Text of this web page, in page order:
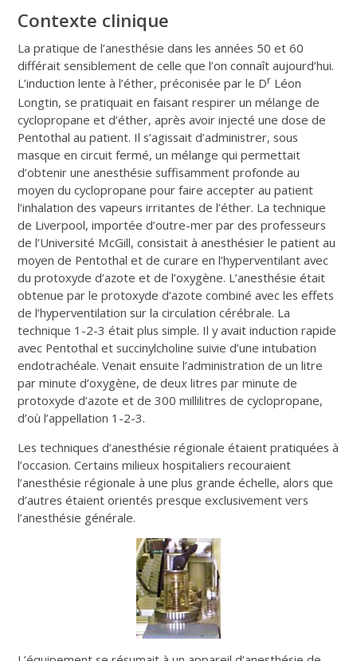
Contexte clinique
La pratique de l’anesthésie dans les années 50 et 60
différait sensiblement de celle que l’on connaît aujourd’hui.
L’induction lente à l’éther, préconisée par le Dr Léon
Longtin, se pratiquait en faisant respirer un mélange de
cyclopropane et d’éther, après avoir injecté une dose de
Pentothal au patient. Il s’agissait d’administrer, sous
masque en circuit fermé, un mélange qui permettait
d’obtenir une anesthésie suffisamment profonde au
moyen du cyclopropane pour faire accepter au patient
l’inhalation des vapeurs irritantes de l’éther. La technique
de Liverpool, importée d’outre-mer par des professeurs
de l’Université McGill, consistait à anesthésier le patient au
moyen de Pentothal et de curare en l’hyperventilant avec
du protoxyde d’azote et de l’oxygène. L’anesthésie était
obtenue par le protoxyde d’azote combiné avec les effets
de l’hyperventilation sur la circulation cérébrale. La
technique 1-2-3 était plus simple. Il y avait induction rapide
avec Pentothal et succinylcholine suivie d’une intubation
endotrachéale. Venait ensuite l’administration de un litre
par minute d’oxygène, de deux litres par minute de
protoxyde d’azote et de 300 millilitres de cyclopropane,
d’où l’appellation 1-2-3.
Les techniques d’anesthésie régionale étaient pratiquées à
l’occasion. Certains milieux hospitaliers recouraient
l’anesthésie régionale à une plus grande échelle, alors que
d’autres étaient orientés presque exclusivement vers
l’anesthésie générale.